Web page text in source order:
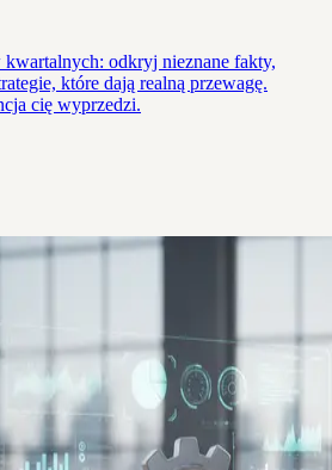
odkryj nieznane fakty,
które dają realną przewagę.
cię wyprzedzi.